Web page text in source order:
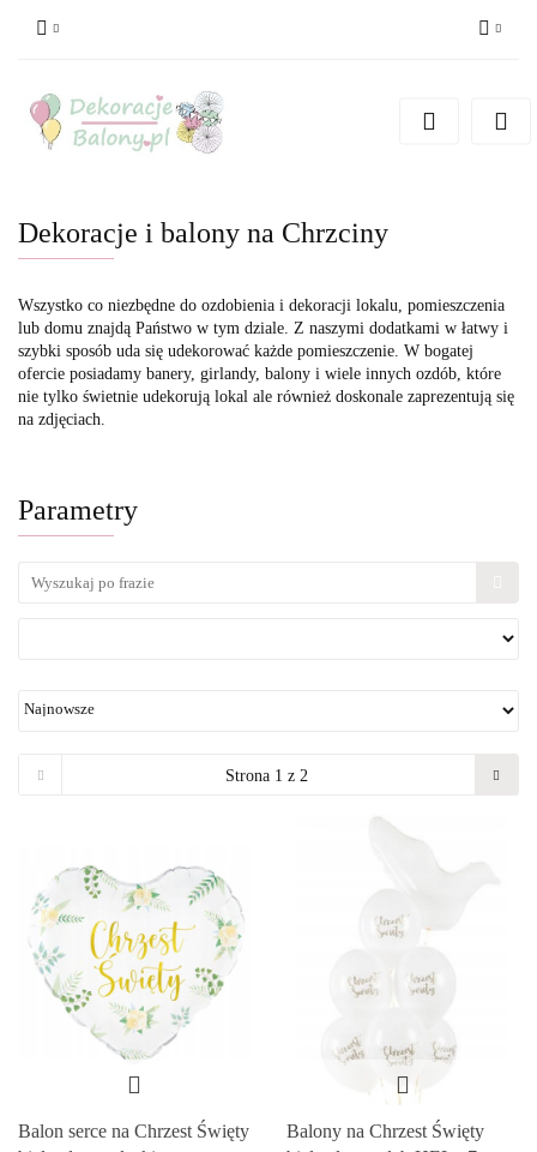
Zarejestruj się
Dekoracje i balony na Chrzciny
Wszystko co niezbędne do ozdobienia i dekoracji lokalu, pomieszczenia
lub domu znajdą Państwo w tym dziale. Z naszymi dodatkami w łatwy i
szybki sposób uda się udekorować każde pomieszczenie. W bogatej
ofercie posiadamy banery, girlandy, balony i wiele innych ozdób, które
nie tylko świetnie udekorują lokal ale również doskonale zaprezentują się
na zdjęciach.
Parametry
Balon serce na Chrzest Święty
Balony na Chrzest Święty